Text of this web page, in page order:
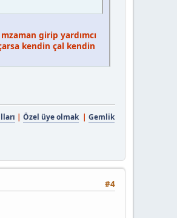
girip yardımcı
kendin çal kendin
Özel üye olmak| Gemlik
#4